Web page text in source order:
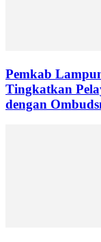
Pemkab
Tingkatkan
dengan